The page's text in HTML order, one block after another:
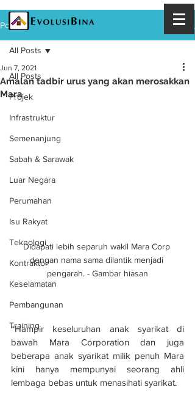
Post
All Posts
Projek
Infrastruktur
Semenanjung
Sabah & Sarawak
Luar Negara
Perumahan
Isu Rakyat
Teknologi
Kontraktor
Keselamatan
Pembangunan
Training
All Posts
Amalan tadbir urus yang akan merosakkan
Mara
Jun 7, 2021
Didapati lebih separuh wakil Mara Corp
dengan nama sama dilantik menjadi
pengarah. - Gambar hiasan
“Hampir keseluruhan anak syarikat di
bawah Mara Corporation dan juga
beberapa anak syarikat milik penuh Mara
kini hanya mempunyai seorang ahli
lembaga bebas untuk menasihati syarikat.